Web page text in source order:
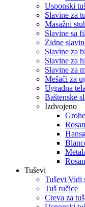
Usponski
Slavine za
Masažni
Slavine sa
Zidne
Slavine za
Slavine za
Slavine za
Mešači za
Ugradna
Baštenske
Izdvojeno
Tuševi
Tuševi Vidi
Tuš ručice
Creva za tuš